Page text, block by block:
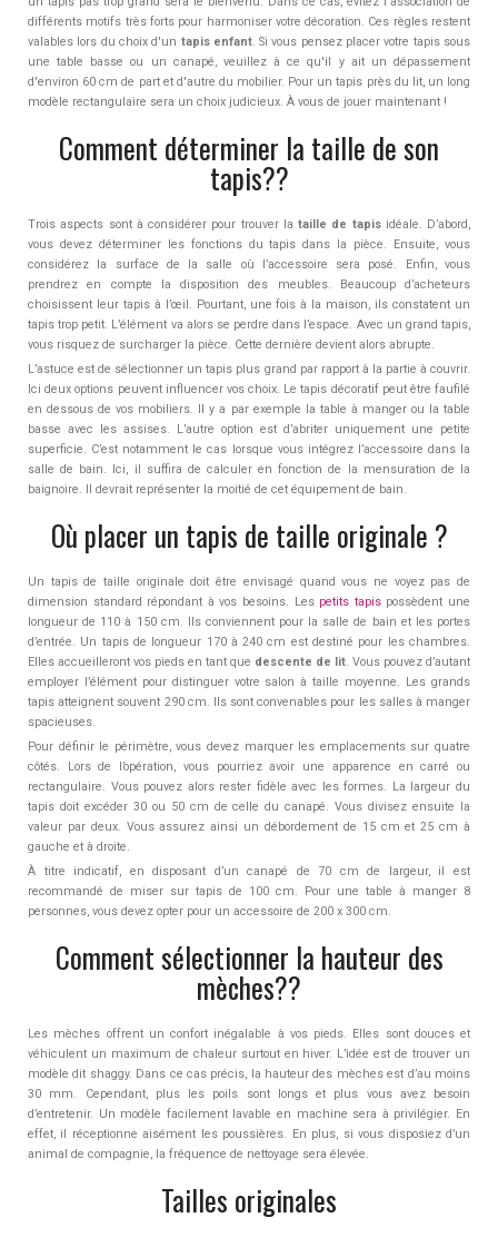
différents motifs très forts pour harmoniser votre décoration. Ces règles restent
valables lors du choix d'un tapis enfant. Si vous pensez placer votre tapis sous
une table basse ou un canapé, veuillez à ce qu'il y ait un dépassement
d'environ 60 cm de part et d'autre du mobilier. Pour un tapis près du lit, un long
modèle rectangulaire sera un choix judicieux. À vous de jouer maintenant !
Comment déterminer la taille de son
tapis??
Trois aspects sont à considérer pour trouver la taille de tapisidéale. D’abord,
vous devez déterminer les fonctions du tapis dans la pièce. Ensuite, vous
considérez la surface de la salle où l’accessoire sera posé. Enfin, vous
prendrez en compte la disposition des meubles. Beaucoup d’acheteurs
choisissent leur tapis à l’œil. Pourtant, une fois à la maison, ils constatent un
tapis trop petit. L’élément va alors se perdre dans l’espace. Avec un grand tapis,
vous risquez de surcharger la pièce. Cette dernière devient alors abrupte.
L’astuce est de sélectionner un tapis plus grand par rapport à la partie à couvrir.
Ici deux options peuvent influencer vos choix. Le tapis décoratif peut être faufilé
en dessous de vos mobiliers. Il y a par exemple la table à manger ou la table
basse avec les assises. L’autre option est d’abriter uniquement une petite
superficie. C’est notamment le cas lorsque vous intégrez l’accessoire dans la
salle de bain. Ici, il suffira de calculer en fonction de la mensuration de la
baignoire. Il devrait représenter la moitié de cet équipement de bain.
Où placer un tapis de taille originale ?
Un tapis de taille originale doit être envisagé quand vous ne voyez pas de
dimension standard répondant à vos besoins. Les petits tapispossèdent une
longueur de 110 à 150 cm. Ils conviennent pour la salle de bain et les portes
d’entrée. Un tapis de longueur 170 à 240 cm est destiné pour les chambres.
Elles accueilleront vos pieds en tant que descente de lit. Vous pouvez d’autant
employer l’élément pour distinguer votre salon à taille moyenne. Les grands
tapis atteignent souvent 290 cm. Ils sont convenables pour les salles à manger
spacieuses.
Pour définir le périmètre, vous devez marquer les emplacements sur quatre
côtés. Lors de l’opération, vous pourriez avoir une apparence en carré ou
rectangulaire. Vous pouvez alors rester fidèle avec les formes. La largeur du
tapis doit excéder 30 ou 50 cm de celle du canapé. Vous divisez ensuite la
valeur par deux. Vous assurez ainsi un débordement de 15 cm et 25 cm à
gauche et à droite.
À titre indicatif, en disposant d’un canapé de 70 cm de largeur, il est
recommandé de miser sur tapis de 100 cm. Pour une table à manger 8
personnes, vous devez opter pour un accessoire de 200 x 300 cm.
Comment sélectionner la hauteur des
mèches??
Les mèches offrent un confort inégalable à vos pieds. Elles sont douces et
véhiculent un maximum de chaleur surtout en hiver. L’idée est de trouver un
modèle dit shaggy. Dans ce cas précis, la hauteur des mèches est d’au moins
30 mm. Cependant, plus les poils sont longs et plus vous avez besoin
d’entretenir. Un modèle facilement lavable en machine sera à privilégier. En
effet, il réceptionne aisément les poussières. En plus, si vous disposiez d’un
animal de compagnie, la fréquence de nettoyage sera élevée.
Tailles originales